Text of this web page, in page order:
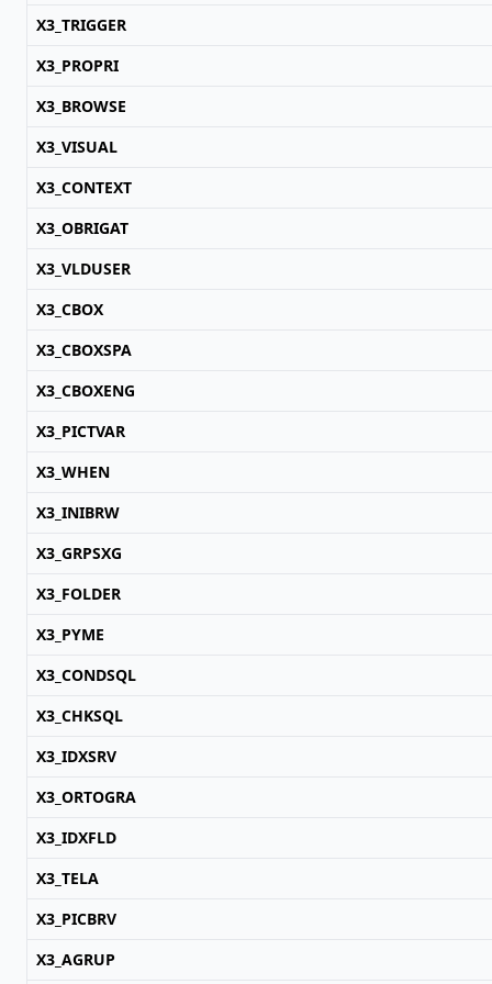
X3_TRIGGER
X3_PROPRI
X3_BROWSE
X3_VISUAL
X3_CONTEXT
X3_OBRIGAT
X3_VLDUSER
X3_CBOX
X3_CBOXSPA
X3_CBOXENG
X3_PICTVAR
X3_WHEN
X3_INIBRW
X3_GRPSXG
X3_FOLDER
X3_PYME
X3_CONDSQL
X3_CHKSQL
X3_IDXSRV
X3_ORTOGRA
X3_IDXFLD
X3_TELA
X3_PICBRV
X3_AGRUP